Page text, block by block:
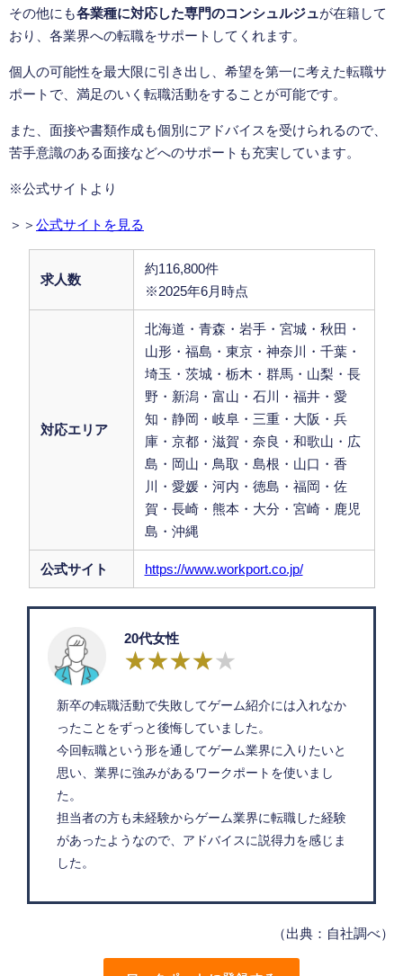
その他にも各業種に対応した専門のコンシュルジュが在籍して
おり、各業界への転職をサポートしてくれます。
個人の可能性を最大限に引き出し、希望を第一に考えた転職サ
ポートで、満足のいく転職活動をすることが可能です。
また、面接や書類作成も個別にアドバイスを受けられるので、
苦手意識のある面接などへのサポートも充実しています。
※公式サイトより
＞＞ 公式サイトを見る
求人数
約116,800件
※2025年6月時点
対応エリア
北海道・青森・岩手・宮城・秋田・
山形・福島・東京・神奈川・千葉・
埼玉・茨城・栃木・群馬・山梨・長
野・新潟・富山・石川・福井・愛
知・静岡・岐阜・三重・大阪・兵
庫・京都・滋賀・奈良・和歌山・広
島・岡山・鳥取・島根・山口・香
川・愛媛・河内・徳島・福岡・佐
賀・長崎・熊本・大分・宮崎・鹿児
島・沖縄
公式サイト https://www.workport.co.jp/
20代女性
新卒の転職活動で失敗してゲーム紹介には入れなか
ったことをずっと後悔していました。
今回転職という形を通してゲーム業界に入りたいと
思い、業界に強みがあるワークポートを使いまし
た。
担当者の方も未経験からゲーム業界に転職した経験
があったようなので、アドバイスに説得力を感じま
した。
（出典：自社調べ）